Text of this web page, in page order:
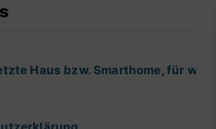
Haus bzw. Smarthome, für